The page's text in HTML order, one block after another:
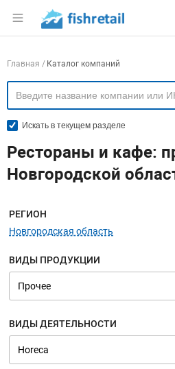
Раздел навигации по
Навигация по
Главная Каталог компаний
Искать в текущем разделе
Рестораны и кафе:
Новгородской
Меню навигации
РЕГИОН
Новгородская область
ВИДЫ ПРОДУКЦИИ
ВИДЫ ДЕЯТЕЛЬНОСТИ